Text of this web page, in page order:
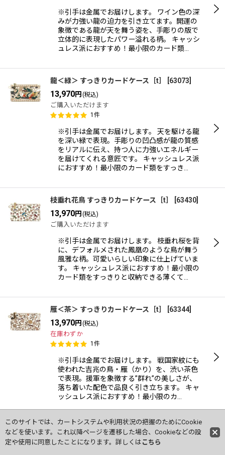
※引手は金属でお届けします。 ワイン色の深
みが力強い龍の迫力を引き立てます。開運の
象徴である龍が天を舞う姿を、手彫りの版で
立体的に表現したパワー溢れる柄。 キャッシ
ュレス派におすすめ！最小限のカード類…
龍＜緑＞ すっきりカードケース［t］ 63073
13,970円 (税込)
ご購入いただけます
1 件
※引手は金属でお届けします。 天を駆ける龍
を深い緑で表現。手彫りの凹凸感が龍の質感
をリアルに伝え、持つ人に力強いエネルギー
を届けてくれる意匠です。 キャッシュレス派
におすすめ！最小限のカード類をすっき…
枝垂れ花鳥 すっきりカードケース［t］ 63430
13,970円 (税込)
ご購入いただけます
※引手は金属でお届けします。 枝垂れ桜を背
に、デフォルメされた鳳凰のような鳥が舞う
風雅な柄。可愛いらしい印象に仕上げていま
す。 キャッシュレス派におすすめ！最小限の
カード類をすっきりと収納できる薄くて…
雁＜茶＞ すっきりカードケース［t］ 63344
13,970円 (税込)
在庫わずか
1 件
※引手は金属でお届けします。 戦国家紋にも
使われた吉兆の鳥・雁（かり）を、渋い茶色
で表現。援軍を象徴する”群れ”の美しさが、
落ち着いた配色で品良く引き立ちます。 キャ
ッシュレス派におすすめ！最小限のカ…
雁＜赤＞ すっきりカードケース［t］ [ 63342]
13,970円(税込)
このサイトでは、カートシステムや利用状況の把握のためにCookie
などを使います。これ以降ページを遷移した場合、Cookieなどの設
定や使用に同意したことになります。詳しくは こちら